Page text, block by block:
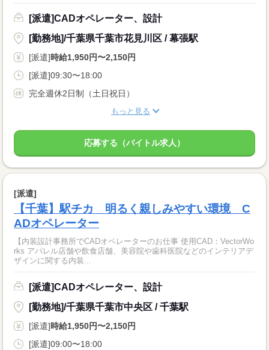
[派遣]CADオペレーター、設計
[勤務地]/千葉県千葉市花見川区 / 幕張駅
[派遣]時給1,950円〜2,150円
[派遣]09:30〜18:00
完全週休2日制（土日祝日）
もっと見る
応募する（バイトル求人）
[派遣]
【千葉】駅チカ 明るく親しみやすい環境 C
ADオペレーター
【内装設計事務所でCADオペレーターのお仕事 使用CAD：VectorWo
rks アパレル店舗や飲食店舗、美容院や歯科医院などのインテリアデ
ザインに関する内装...
[派遣]CADオペレーター、設計
[勤務地]/千葉県千葉市中央区 / 千葉駅
[派遣]時給1,950円〜2,150円
[派遣]09:00〜18:00